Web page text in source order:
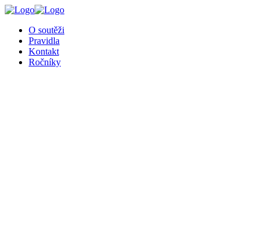
O soutěži
Pravidla
Kontakt
Ročníky